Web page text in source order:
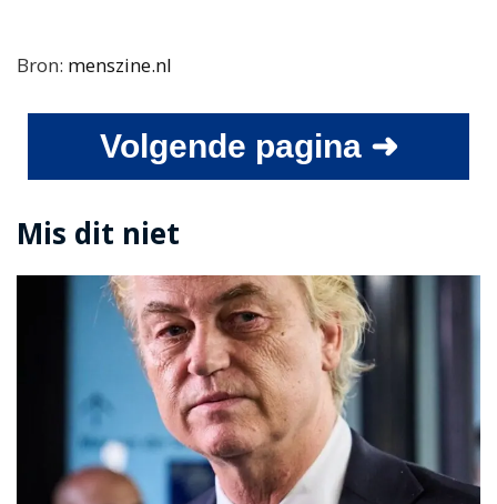
Bron: menszine.nl
Volgende pagina ➜
Mis dit niet